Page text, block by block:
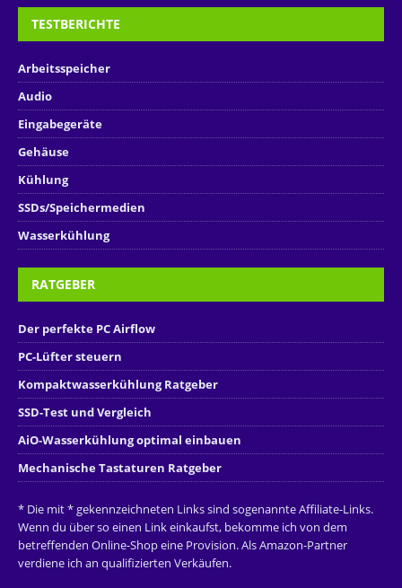
TESTBERICHTE
Arbeitsspeicher
Audio
Eingabegeräte
Gehäuse
Kühlung
SSDs/Speichermedien
Wasserkühlung
RATGEBER
Der perfekte PC Airflow
PC-Lüfter steuern
Kompaktwasserkühlung Ratgeber
SSD-Test und Vergleich
AiO-Wasserkühlung optimal einbauen
Mechanische Tastaturen Ratgeber
* Die mit * gekennzeichneten Links sind sogenannte Affiliate-Links.
Wenn du über so einen Link einkaufst, bekomme ich von dem
betreffenden Online-Shop eine Provision. Als Amazon-Partner
verdiene ich an qualifizierten Verkäufen.